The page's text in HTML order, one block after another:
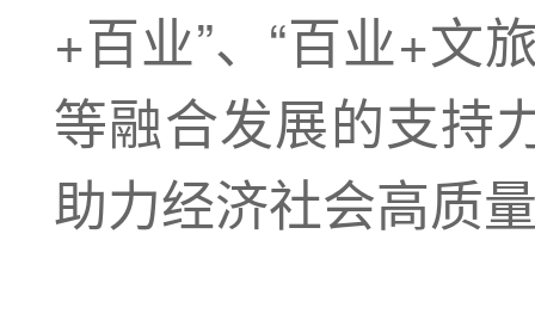
+百业”、“百业+文
等融合发展的支持
助力经济社会高质